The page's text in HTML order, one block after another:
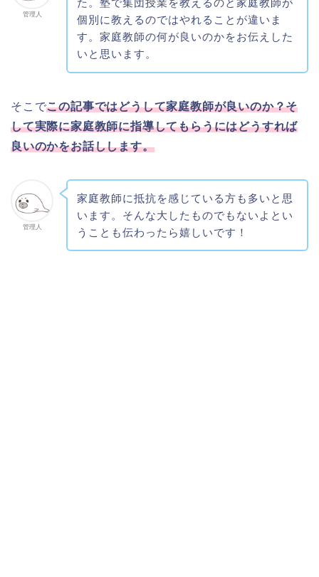
管理人
た。塾で集団授業を教えるのと家庭教師が
個別に教えるのではやれることが違いま
す。家庭教師の何が良いのかをお伝えした
いと思います。
そこでこの記事ではどうして家庭教師が良いのか？そ
して実際に家庭教師に指導してもらうにはどうすれば
良いのかをお話しします。
管理人
家庭教師に抵抗を感じている方も多いと思
います。そんな大したものでもないよとい
うことも伝わったら嬉しいです！